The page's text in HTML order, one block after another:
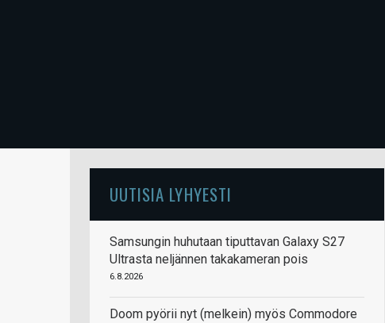
UUTISIA LYHYESTI
Samsungin huhutaan tiputtavan Galaxy S27
Ultrasta neljännen takakameran pois
6.8.2026
Doom pyörii nyt (melkein) myös Commodore